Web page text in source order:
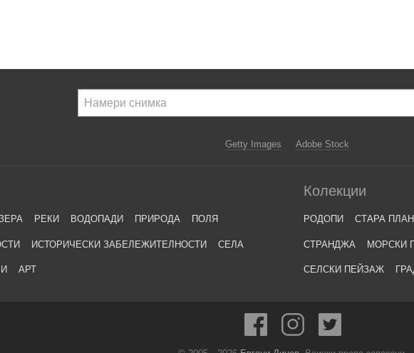
Getty Images Adobe Stock
РЕКИ ВОДОПАДИ ПРИРОДА ПОЛЯ
ИСТОРИЧЕСКИ ЗАБЕЛЕЖИТЕЛНОСТИ СЕЛА
АРТ
Колекции
РОДОПИ СТАРА
СТРАНДЖА МОРСКИ
СЕЛСКИ ПЕЙЗАЖ